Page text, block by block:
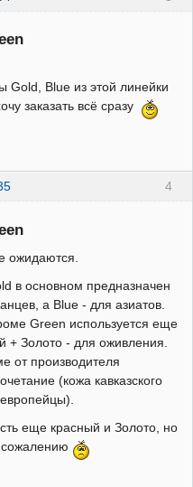
Gold, Blue из этой линейки
заказать всё сразу
4
ожидаются.
в основном предназначен
а Blue - для азиатов.
Green используется еще
+ Золото - для оживления.
от производителя
(кожа кавказского
еще красный и Золото, но